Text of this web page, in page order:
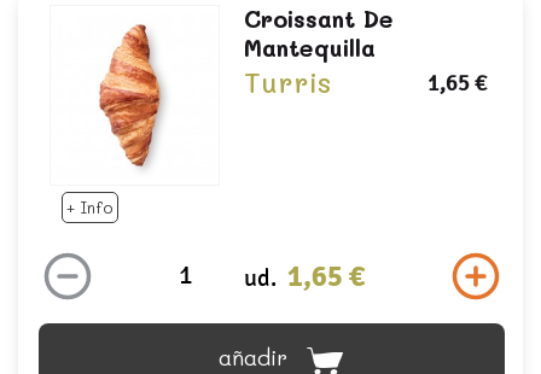
+ Info
Croissant De
Mantequilla
Turris 1,65 €
ud. 1,65 €
añadir